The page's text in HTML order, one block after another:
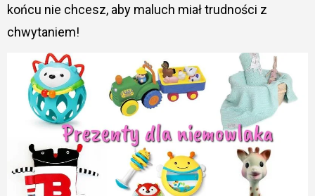
końcu nie chcesz, aby maluch miał trudności z
chwytaniem!